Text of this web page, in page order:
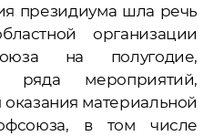
президиума шла речь
организации
на полугодие,
ряда мероприятий,
материальной
в том числе